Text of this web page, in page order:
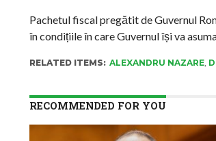
Pachetul fiscal pregătit de Guvernul
în condițiile în care Guvernul își va
RELATED ITEMS: ALEXANDRU NAZARE,
RECOMMENDED FOR YOU